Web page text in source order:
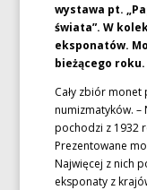
wystawa pt.
świata”. W
eksponatów.
bieżącego roku.
Cały zbiór
numizmatyków.
pochodzi z 1932
Prezentowane
Najwięcej z nich
eksponaty z